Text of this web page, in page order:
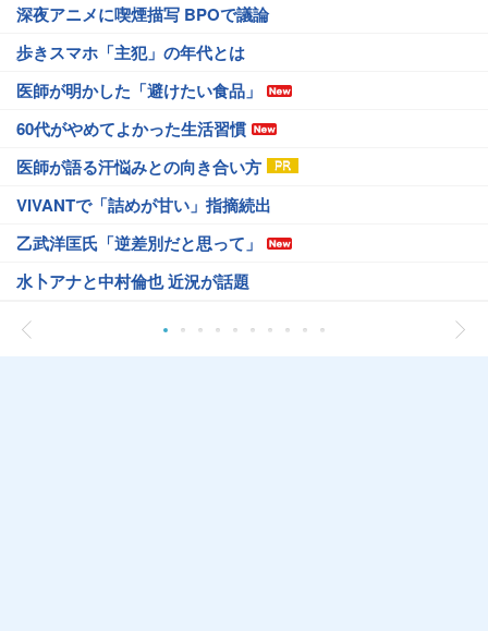
深夜アニメに喫煙描写 BPOで議論
歩きスマホ「主犯」の年代とは
医師が明かした「避けたい食品」
60代がやめてよかった生活習慣
医師が語る汗悩みとの向き合い方
VIVANTで「詰めが甘い」指摘続出
乙武洋匡氏「逆差別だと思って」
水卜アナと中村倫也 近況が話題